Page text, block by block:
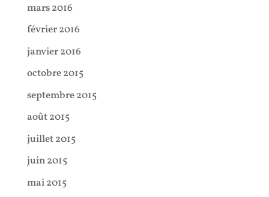
mars 2016
février 2016
janvier 2016
octobre 2015
septembre 2015
août 2015
juillet 2015
juin 2015
mai 2015